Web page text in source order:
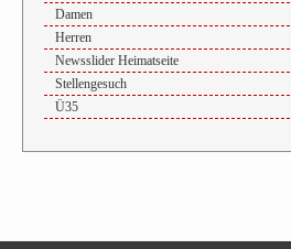
Damen
Herren
Newsslider Heimatseite
Stellengesuch
Ü35